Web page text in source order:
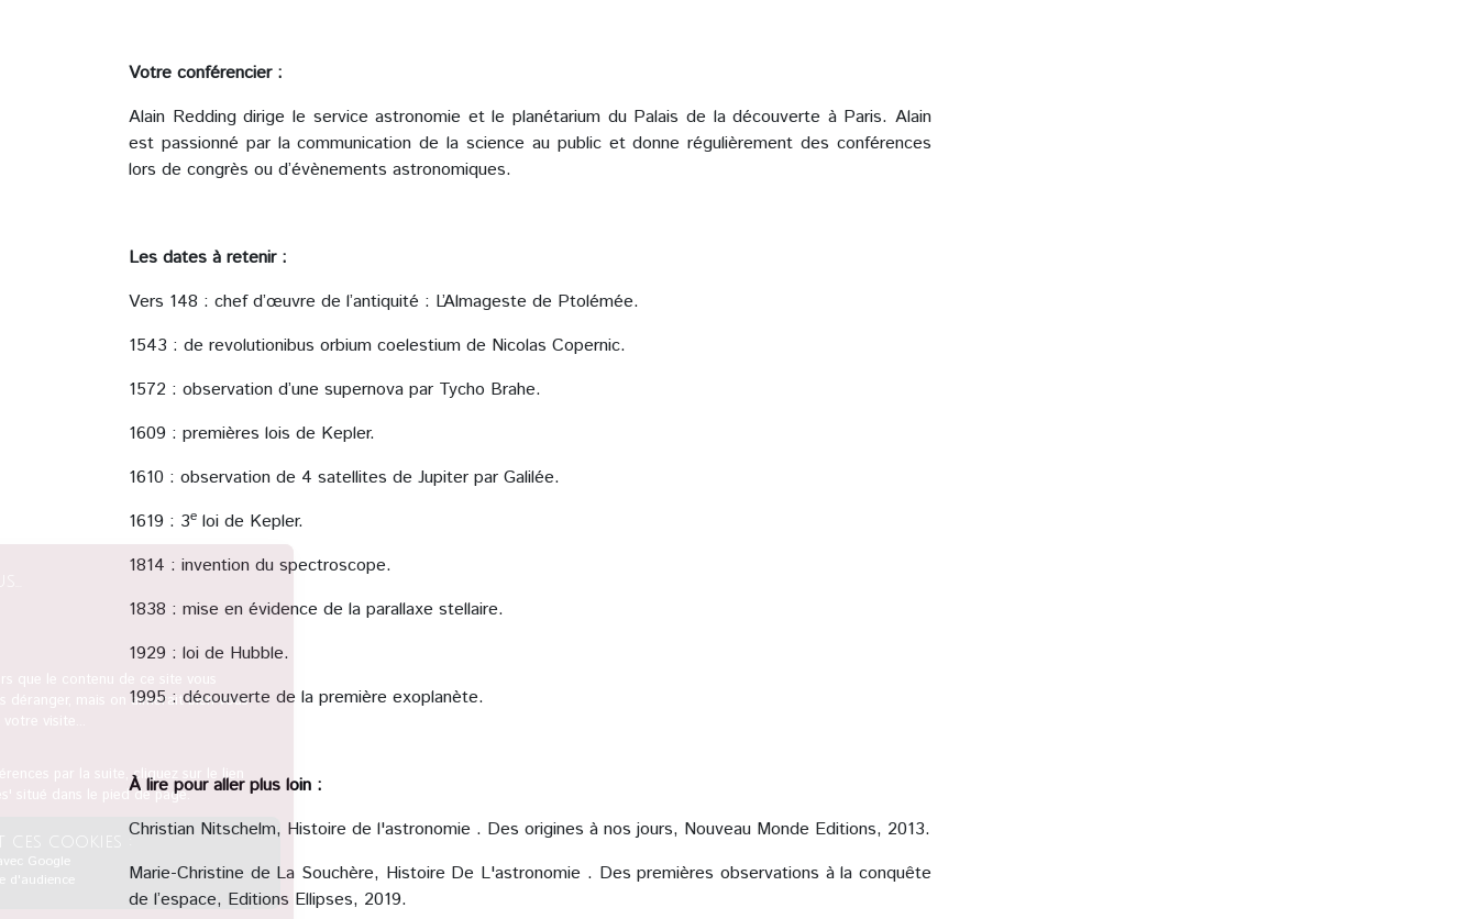
Votre conférencier :
Alain Redding dirige le service astronomie et le planétarium du Palais de la découverte à Paris. Alain
est passionné par la communication de la science au public et donne régulièrement des conférences
lors de congrès ou d’évènements astronomiques.
Les dates à retenir :
Vers 148 : chef d’œuvre de l’antiquité : L’Almageste de Ptolémée.
1543 : de revolutionibus orbium coelestium de Nicolas Copernic.
1572 : observation d’une supernova par Tycho Brahe.
1609 : premières lois de Kepler.
1610 : observation de 4 satellites de Jupiter par Galilée.
1619 : 3e loi de Kepler.
1814 : invention du spectroscope.
1838 : mise en évidence de la parallaxe stellaire.
1929 : loi de Hubble.
1995 : découverte de la première exoplanète.
À lire pour aller plus loin :
Christian Nitschelm, Histoire de l'astronomie . Des origines à nos jours, Nouveau Monde Editions, 2013.
Marie-Christine de La Souchère, Histoire De L'astronomie . Des premières observations à la conquête
de l’espace, Editions Ellipses, 2019.